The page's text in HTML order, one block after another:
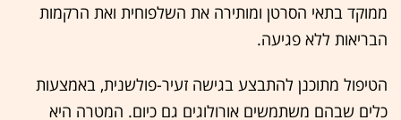
ממוקד בתאי הסרטן ומותירה את השלפוחית ואת הרקמות
הבריאות ללא פגיעה.
הטיפול מתוכנן להתבצע בגישה זעיר-פולשנית, באמצעות
כלים שבהם משתמשים אורולוגים גם כיום. המטרה היא